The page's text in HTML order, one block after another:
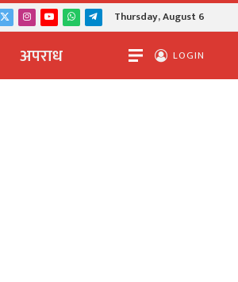
X
Instagram
YouTubeWhatsApp
TelegramThursday, August 6
अपराध LOGIN